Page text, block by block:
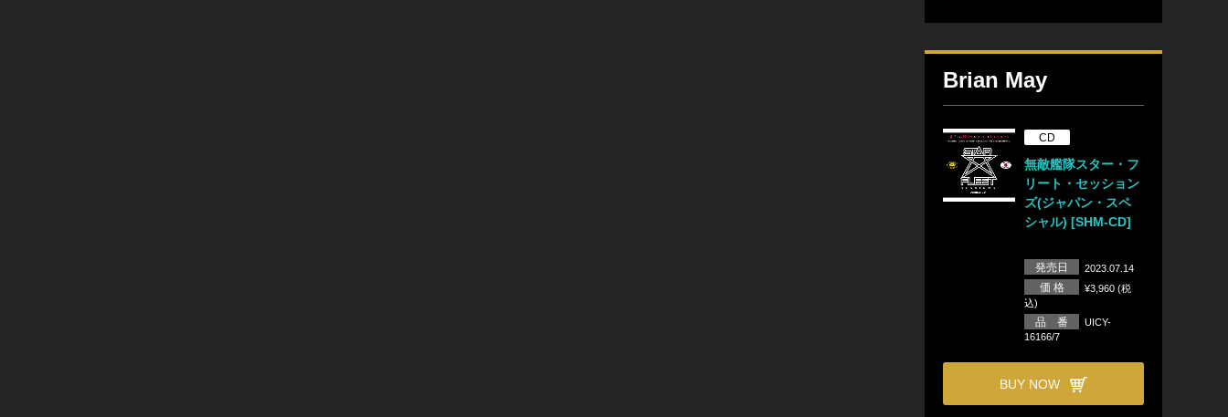
Brian May
CD
無敵艦隊スター・フ
リート・セッション
ズ(ジャパン・スペ
シャル) [SHM-CD]
発売日 2023.07.14
価 格
¥3,960 (税
込)
品 番
UICY-
16166/7
BUY NOW